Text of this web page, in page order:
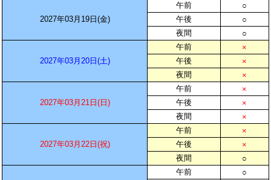
2027年03月19日(金)
午前
○
午後
○
夜間
○
2027年03月20日(土)
午前
×
午後
×
夜間
×
2027年03月21日(日)
午前
×
午後
×
夜間
×
2027年03月22日(祝)
午前
×
午後
×
夜間
○
午前
○